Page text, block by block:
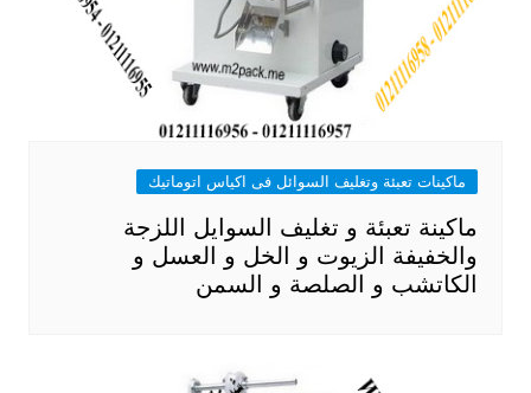
ماكينات تعبئة وتغليف السوائل فى اكياس اتوماتيك
ماكينة تعبئة و تغليف السوايل اللزجة
والخفيفة الزيوت و الخل و العسل و
الكاتشب و الصلصة و السمن